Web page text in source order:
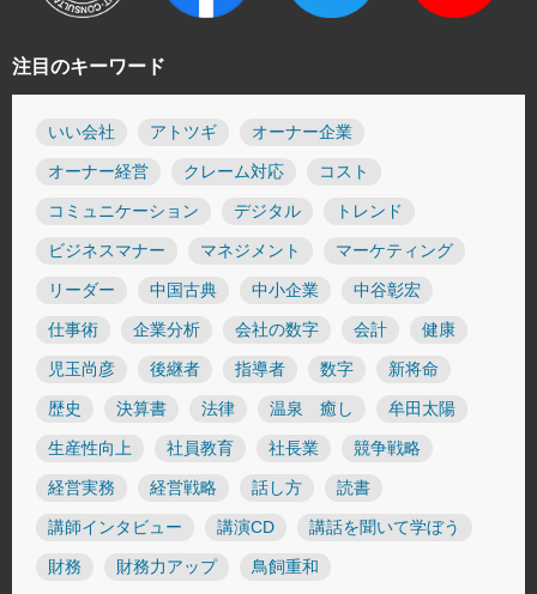
注目のキーワード
いい会社 アトツギ オーナー企業
オーナー経営 クレーム対応 コスト
コミュニケーション デジタル トレンド
ビジネスマナー マネジメント マーケティング
リーダー 中国古典 中小企業 中谷彰宏
仕事術 企業分析 会社の数字 会計 健康
児玉尚彦 後継者 指導者 数字 新将命
歴史 決算書 法律 温泉 癒し 牟田太陽
生産性向上 社員教育 社長業 競争戦略
経営実務 経営戦略 話し方 読書
講師インタビュー 講演CD 講話を聞いて学ぼう
財務 財務力アップ 鳥飼重和